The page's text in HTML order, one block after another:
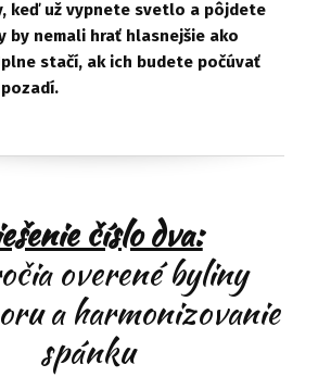
keď už vypnete svetlo a pôjdete
by nemali hrať hlasnejšie ako
stačí, ak ich budete počúvať
číslo dva:
overené byliny
a harmonizovanie
spánku